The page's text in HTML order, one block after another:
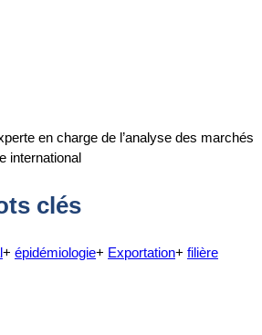
en charge de l’analyse des marchés
international
clés
+ épidémiologie+ Exportation+ filière